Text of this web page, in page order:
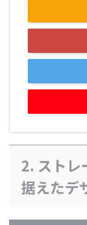
2. ストレ
据えたデ